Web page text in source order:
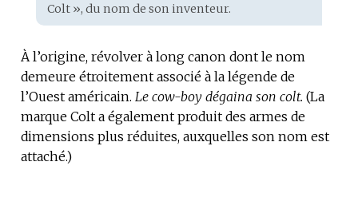
Colt », du nom de son inventeur.
À l’origine, révolver à long canon dont le nom
demeure étroitement associé à la légende de
l’Ouest américain. Le cow-boy dégaina son colt. (La
marque Colt a également produit des armes de
dimensions plus réduites, auxquelles son nom est
attaché.)